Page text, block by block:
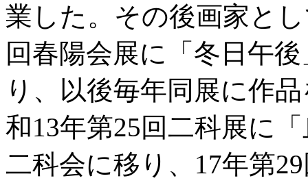
業した。その後画家と
回春陽会展に「冬日午
り、以後毎年同展に作
和13年第25回二科展に
二科会に移り、17年第